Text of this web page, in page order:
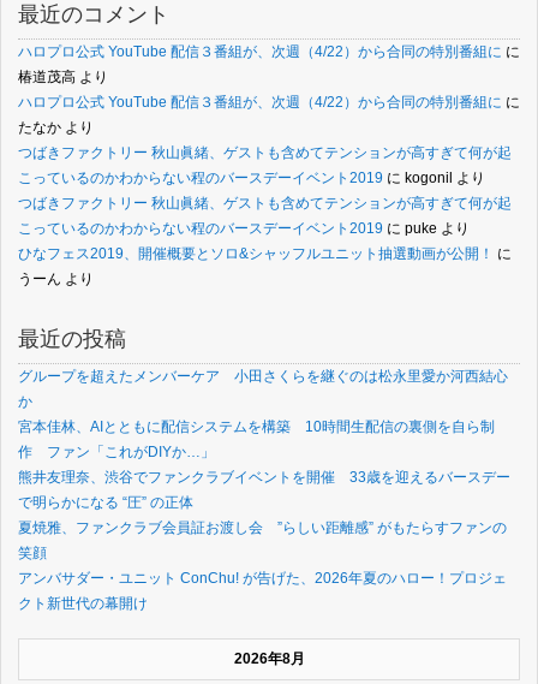
最近のコメント
ハロプロ公式 YouTube 配信３番組が、次週（4/22）から合同の特別番組に に
椿道茂高 より
ハロプロ公式 YouTube 配信３番組が、次週（4/22）から合同の特別番組に に
たなか より
つばきファクトリー 秋山眞緒、ゲストも含めてテンションが高すぎて何が起
こっているのかわからない程のバースデーイベント2019 に kogonil より
つばきファクトリー 秋山眞緒、ゲストも含めてテンションが高すぎて何が起
こっているのかわからない程のバースデーイベント2019 に puke より
ひなフェス2019、開催概要とソロ&シャッフルユニット抽選動画が公開！
に
うーん より
最近の投稿
グループを超えたメンバーケア 小田さくらを継ぐのは松永里愛か河西結心
か
宮本佳林、AIとともに配信システムを構築 10時間生配信の裏側を自ら制
作 ファン「これがDIYか…」
熊井友理奈、渋谷でファンクラブイベントを開催 33歳を迎えるバースデー
で明らかになる “圧” の正体
夏焼雅、ファンクラブ会員証お渡し会 ”らしい距離感” がもたらすファンの
笑顔
アンバサダー・ユニット ConChu! が告げた、2026年夏のハロー！プロジェ
クト新世代の幕開け
2026年8月